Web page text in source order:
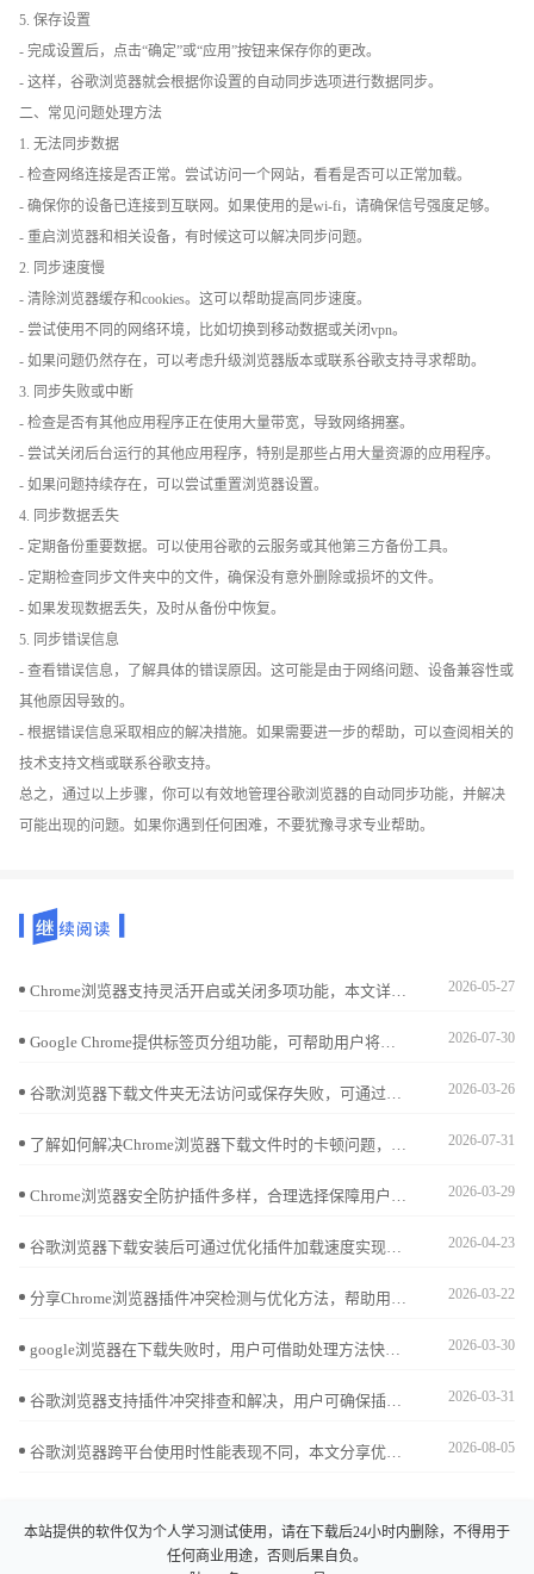
5. 保存设置
- 完成设置后，点击“确定”或“应用”按钮来保存你的更改。
- 这样，谷歌浏览器就会根据你设置的自动同步选项进行数据同步。
二、常见问题处理方法
1. 无法同步数据
- 检查网络连接是否正常。尝试访问一个网站，看看是否可以正常加载。
- 确保你的设备已连接到互联网。如果使用的是wi-fi，请确保信号强度足够。
- 重启浏览器和相关设备，有时候这可以解决同步问题。
2. 同步速度慢
- 清除浏览器缓存和cookies。这可以帮助提高同步速度。
- 尝试使用不同的网络环境，比如切换到移动数据或关闭vpn。
- 如果问题仍然存在，可以考虑升级浏览器版本或联系谷歌支持寻求帮助。
3. 同步失败或中断
- 检查是否有其他应用程序正在使用大量带宽，导致网络拥塞。
- 尝试关闭后台运行的其他应用程序，特别是那些占用大量资源的应用程序。
- 如果问题持续存在，可以尝试重置浏览器设置。
4. 同步数据丢失
- 定期备份重要数据。可以使用谷歌的云服务或其他第三方备份工具。
- 定期检查同步文件夹中的文件，确保没有意外删除或损坏的文件。
- 如果发现数据丢失，及时从备份中恢复。
5. 同步错误信息
- 查看错误信息，了解具体的错误原因。这可能是由于网络问题、设备兼容性或
其他原因导致的。
- 根据错误信息采取相应的解决措施。如果需要进一步的帮助，可以查阅相关的
技术支持文档或联系谷歌支持。
总之，通过以上步骤，你可以有效地管理谷歌浏览器的自动同步功能，并解决
可能出现的问题。如果你遇到任何困难，不要犹豫寻求专业帮助。
Chrome浏览器支持灵活开启或关闭多项功能，本文详细介绍相关操作方法，方便用户根据需求定制浏览体验。 2026-05-27
Google Chrome提供标签页分组功能，可帮助用户将多个网页按主题分类，便于集中管理与切换，极大提高办公和学习的浏览效率。 2026-07-30
谷歌浏览器下载文件夹无法访问或保存失败，可通过右键属性设置权限，将当前用户加入“完全控制”以恢复读写权限。 2026-03-26
了解如何解决Chrome浏览器下载文件时的卡顿问题，提供有效的优化方法，提升下载速度，确保顺畅的文件获取过程。 2026-07-31
Chrome浏览器安全防护插件多样，合理选择保障用户数据安全。本文列出热门插件排行，助力打造安全浏览环境。 2026-03-29
谷歌浏览器下载安装后可通过优化插件加载速度实现扩展高效运行，教程提供方法。用户可加快插件启动，提升整体浏览效率。 2026-04-23
分享Chrome浏览器插件冲突检测与优化方法，帮助用户解决插件兼容问题，保证浏览器扩展稳定运行。 2026-03-22
google浏览器在下载失败时，用户可借助处理方法快速修复。结合错误排查技巧，能恢复正常下载并提升效率。 2026-03-30
谷歌浏览器支持插件冲突排查和解决，用户可确保插件兼容性，提高浏览器稳定性和操作效率。 2026-03-31
谷歌浏览器跨平台使用时性能表现不同，本文分享优化经验和操作技巧解析，帮助用户高效提升浏览器性能和使用体验。 2026-08-05
本站提供的软件仅为个人学习测试使用，请在下载后24小时内删除，不得用于
任何商业用途，否则后果自负。